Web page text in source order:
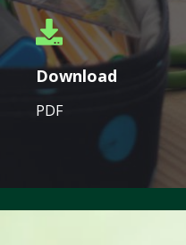
Download
PDF